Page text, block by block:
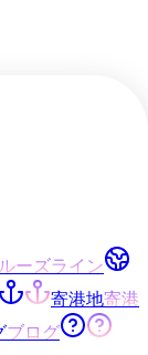
ーズライン
寄港地寄港
ブログ